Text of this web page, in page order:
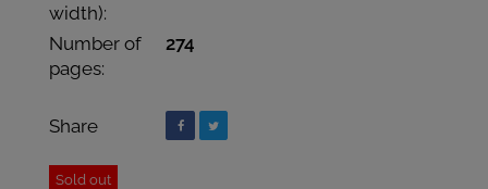
width):
Number of
pages:
274
Share
Sold out